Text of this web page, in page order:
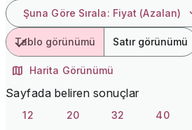
Şuna Göre Sırala: Fiyat (Azalan)
Tablo görünümü Satır görünümü
Harita Görünümü
Sayfada beliren sonuçlar
12 20 32 40